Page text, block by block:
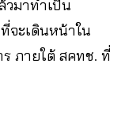
วมาทำเป็น
จะเดินหน้าใน
ภายใต้ สคทช. ที่